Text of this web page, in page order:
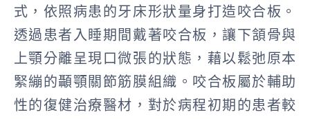
式，依照病患的牙床形狀量身打造咬合板。
透過患者入睡期間戴著咬合板，讓下頷骨與
上顎分離呈現口微張的狀態，藉以鬆弛原本
緊繃的顳顎關節筋膜組織 。咬合板屬於輔助
性的復健治療醫材，對於病程初期的患者較